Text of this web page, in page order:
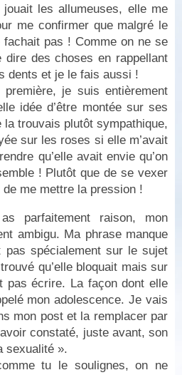
les allumeuses, elle me
me confirmer que malgré le
pas ! Comme on ne se
des choses en rappellant
dents et je le fais aussi !
je suis entièrement
idée d’être montée sur ses
trouvais plutôt sympathique,
sur les roses si elle m’avait
qu’elle avait envie qu’on
! Plutôt que de se vexer
me mettre la pression !
parfaitement raison, mon
ambigu. Ma phrase manque
pas spécialement sur le sujet
qu’elle bloquait mais sur
pas écrire. La façon dont elle
mon adolescence. Je vais
mon post et la remplacer par
constaté, juste avant, son
sexualité ».
tu le soulignes, on ne